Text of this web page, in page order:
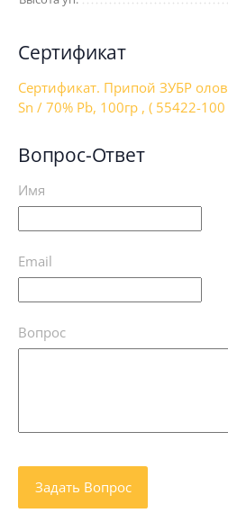
Сертификат
Сертификат. Припой ЗУБР
Sn / 70% Pb, 100гр , ( 55422-100
Вопрос-Ответ
Имя
Email
Вопрос